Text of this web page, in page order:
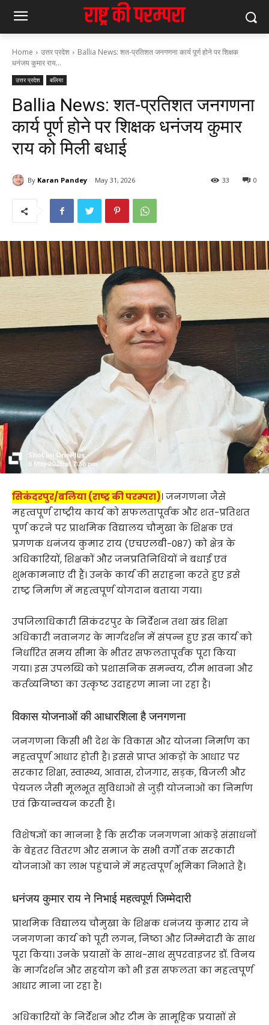
Home उत्तर प्रदेश
Ballia News: शत-प्रतिशत जनगणना कार्य पूर्ण होने पर शिक्षक
धनंजय कुमार राय...
उत्तर प्रदेश बलिया
Ballia News: शत-प्रतिशत जनगणना
कार्य पूर्ण होने पर शिक्षक धनंजय कुमार
राय को मिली बधाई
By Karan Pandey May 31, 2026 0
33
सिकंदरपुर/बलिया (राष्ट्र की परम्परा)। जनगणना जैसे
महत्वपूर्ण राष्ट्रीय कार्य को सफलतापूर्वक और शत-प्रतिशत
पूर्ण करने पर प्राथमिक विद्यालय चौमुखा के शिक्षक एवं
प्रगणक धनंजय कुमार राय (एचएलबी-087) को क्षेत्र के
अधिकारियों, शिक्षकों और जनप्रतिनिधियों ने बधाई एवं
शुभकामनाएं दी हैं। उनके कार्य की सराहना करते हुए इसे
राष्ट्र निर्माण में महत्वपूर्ण योगदान बताया गया।
उपजिलाधिकारी सिकंदरपुर के निर्देशन तथा खंड शिक्षा
अधिकारी नवानगर के मार्गदर्शन में संपन्न हुए इस कार्य को
निर्धारित समय सीमा के भीतर सफलतापूर्वक पूरा किया
गया। इस उपलब्धि को प्रशासनिक समन्वय, टीम भावना और
कर्तव्यनिष्ठा का उत्कृष्ट उदाहरण माना जा रहा है।
विकास योजनाओं की आधारशिला है जनगणना
जनगणना किसी भी देश के विकास और योजना निर्माण का
महत्वपूर्ण आधार होती है। इससे प्राप्त आंकड़ों के आधार पर
सरकार शिक्षा, स्वास्थ्य, आवास, रोजगार, सड़क, बिजली और
पेयजल जैसी मूलभूत सुविधाओं से जुड़ी योजनाओं का निर्माण
एवं क्रियान्वयन करती है।
विशेषज्ञों का मानना है कि सटीक जनगणना आंकड़े संसाधनों
के बेहतर वितरण और समाज के सभी वर्गों तक सरकारी
योजनाओं का लाभ पहुंचाने में महत्वपूर्ण भूमिका निभाते हैं।
धनंजय कुमार राय ने निभाई महत्वपूर्ण जिम्मेदारी
प्राथमिक विद्यालय चौमुखा के शिक्षक धनंजय कुमार राय ने
जनगणना कार्य को पूरी लगन, निष्ठा और जिम्मेदारी के साथ
पूरा किया। उनके प्रयासों के साथ-साथ सुपरवाइजर डॉ. विनय
के मार्गदर्शन और सहयोग को भी इस सफलता का महत्वपूर्ण
आधार माना जा रहा है।
अधिकारियों के निर्देशन और टीम के सामूहिक प्रयासों से